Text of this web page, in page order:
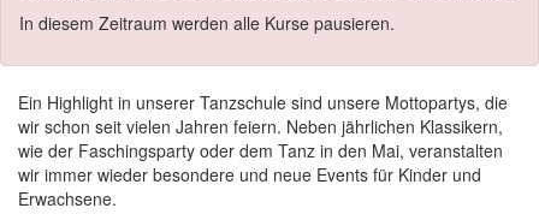
In diesem Zeitraum werden alle Kurse pausieren.
Ein Highlight in unserer Tanzschule sind unsere Mottopartys, die
wir schon seit vielen Jahren feiern. Neben jährlichen Klassikern,
wie der Faschingsparty oder dem Tanz in den Mai, veranstalten
wir immer wieder besondere und neue Events für Kinder und
Erwachsene.